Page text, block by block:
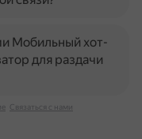
Мобильный хот-
для раздачи
Связаться с нами